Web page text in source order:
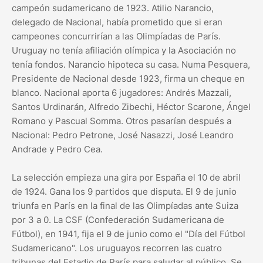
campeón sudamericano de 1923. Atilio Narancio,
delegado de Nacional, había prometido que si eran
campeones concurrirían a las Olimpíadas de París.
Uruguay no tenía afiliación olímpica y la Asociación no
tenía fondos. Narancio hipoteca su casa. Numa Pesquera,
Presidente de Nacional desde 1923, firma un cheque en
blanco. Nacional aporta 6 jugadores: Andrés Mazzali,
Santos Urdinarán, Alfredo Zibechi, Héctor Scarone, Ángel
Romano y Pascual Somma. Otros pasarían después a
Nacional: Pedro Petrone, José Nasazzi, José Leandro
Andrade y Pedro Cea.
La selección empieza una gira por España el 10 de abril
de 1924. Gana los 9 partidos que disputa. El 9 de junio
triunfa en París en la final de las Olimpíadas ante Suiza
por 3 a 0. La CSF (Confederación Sudamericana de
Fútbol), en 1941, fija el 9 de junio como el "Día del Fútbol
Sudamericano". Los uruguayos recorren las cuatro